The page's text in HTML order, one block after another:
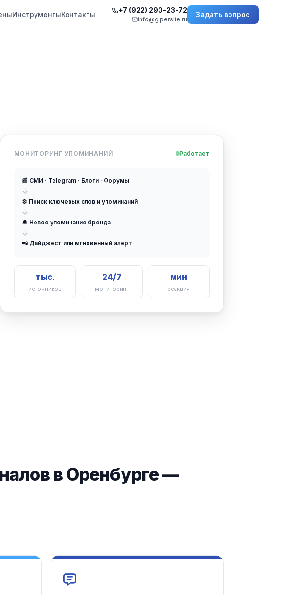
ИнструментыКонтакты +7 (922) 290-23-72
info@gipersite.ru
Задать вопрос
МОНИТОРИНГ УПОМИНАНИЙ Работает
📰 СМИ · Telegram · Блоги · Форумы
↓
⚙️ Поиск ключевых слов и упоминаний
↓
🔔 Новое упоминание бренда
↓
📲 Дайджест или мгновенный алерт
тыс.
источников
24/7
мониторинг
мин
реакция
в Оренбурге —